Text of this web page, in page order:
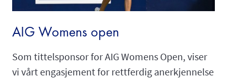
AIG Womens open
Som tittelsponsor for AIG Womens Open, viser
vi vårt engasjement for rettferdig anerkjennelse